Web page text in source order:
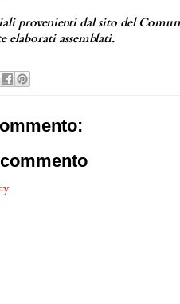
provenienti dal sito del
elaborati assemblati.